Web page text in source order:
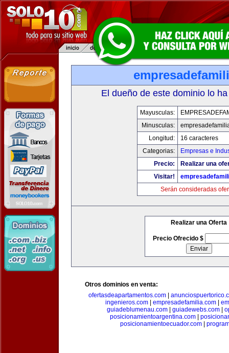
El dueño de este dominio lo
Mayusculas:
Minusculas:
Longitud:
16 caracteres
Categorias:
Empresas e
Precio:
Realizar una
Visitar!
Serán consideradas
Realizar una Oferta
Precio Ofrecido $
Otros dominios en venta:
ofertasdeapartamentos.com
ingenieros.com| empresadefamilia.com|
guiadeblumenau.com| guiadewebs.com|
posicionamientoargentina.com|
posicionamientoecuador.com|